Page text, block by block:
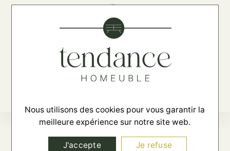
☰
MENTIONS LÉGALES
Nous utilisons des cookies pour vous garantir la
meilleure expérience sur notre site web.
J'accepte Je refuse